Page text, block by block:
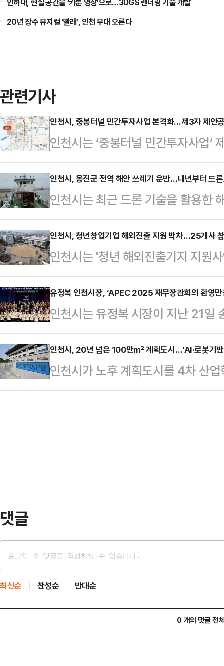
인하대, 현실 공간을 ‘카툰 영상’으로…3DGS 렌더링 기술 개발
20년 장수 뮤지컬 ‘빨래’, 인천 무대 오른다
관련기사
인천시, 중봉터널 민간투자사업 본격화…제3자 제안
인천시는 ‘중봉터널 민간투자사업
다.제3자 제안공고는 최초 제안자
안서를 제출할 수 있다.공고기간은
사업 제안서는 인천시청 도로과에
2023년 4월 중봉터널㈜이 제출한
원(KDI PIMAC)에서 검토, 사업의
(VFM)을 모두 확보했다.이 사업은
교차로까지 왕복 …
인천시, 옹진군 전역 해안 쓰레기 운반…내년부터 드
인천시는 최근 드론 기술을 활용한
리 파래금 해변 일대에서 진행했다
운 해안지역의 쓰레기 운반 문제를
운반할 수 있는 드론이 활용됐다.
토부 드론 실증도시 구축사업’에
는 ‘섬지역 K-드론 배송 상용화 사
해결하는 실증 플랫폼으로 확장될
파래금 해변은 해안…
인천시, 청년창업기업 해외진출 지원 박차…25개사
인천시는 '청년 해외진출기지 지원
시아와 베트남 시장 공략에 나선다
터와 추진 중인 이 사업은 글로벌
장 진출을 돕는다.업체당 최대 1억
너 매칭, 글로벌 액셀러레이팅(육
해 지원 대상에 선정된 25개 업체
남 시장을 공략한다.말레이시아 프
막한 'FutureX…
유정복 인천시장, ‘APEC 2025 재무장관회의 환영만
인천시는 유정복 시장이 지난 21
체(APEC) 재무장관회의 환영 만
기획재정부와 공동 주관했으며
등 대표단과 국제기구 관계자 등
(AI) 확산, 디지털 전환, 인구 구조
인천시, 20년 넘은 100만㎡ 계획도시…‘AI·로봇기반
인천시가 노후 계획도시를 4차 산
도시로 전환하는 행보에 나섰다.시
댓글
최신순 찬성순 반대순
0 개의 댓글 전